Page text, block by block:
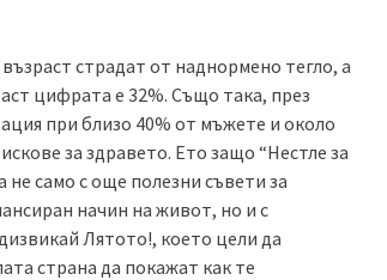
страдат от наднормено тегло, а
цифрата е 32%. Също така, през
при близо 40% от мъжете и около
за здравето. Ето защо “Нестле за
само с още полезни съвети за
начин на живот, но и с
Лятото!, което цели да
страна да покажат как те